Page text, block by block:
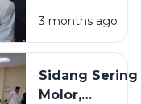
Dihukum
Maksimal
di Sampang:
Saya Diancam
Akan Dibunuh
Jika Melawan
3 months ago
Sidang Sering
Molor,